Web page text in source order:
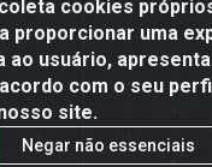
cookies
proporcionar uma
ao usuário,
com o seu
site.
Negar não essenciais
LTDA - Avenida
da Serra, Serra/ES -
CNPJ 29.479.604/0001-44